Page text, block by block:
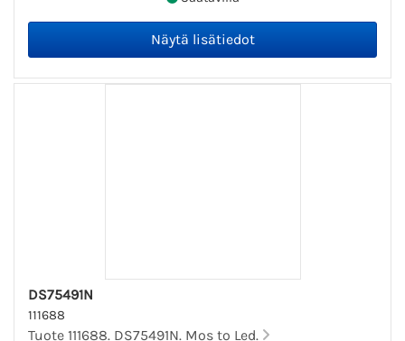
DS75491N
111688
Tuote 111688. DS75491N. Mos to Led.